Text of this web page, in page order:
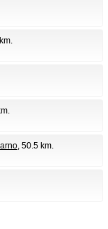
, 50.5 km.